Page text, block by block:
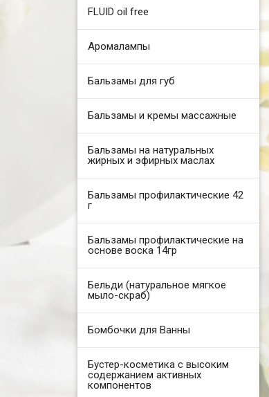
FLUID oil free
Аромалампы
Бальзамы для губ
Бальзамы и кремы массажные
Бальзамы на натуральных
жирных и эфирных маслах
Бальзамы профилактические 42
г
Бальзамы профилактические на
основе воска 14гр
Бельди (натуральное мягкое
мыло-скраб)
Бомбочки для Ванны
Бустер-косметика с высоким
содержанием активных
компонентов